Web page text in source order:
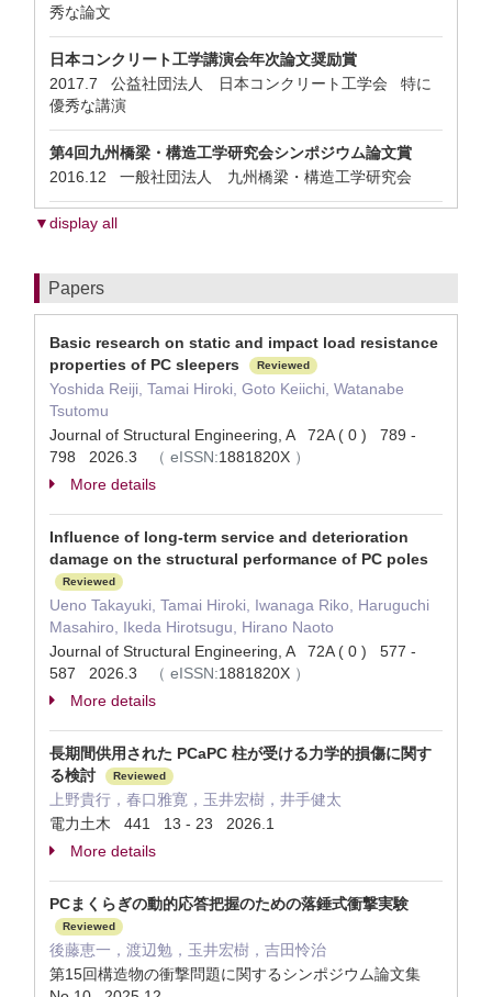
秀な論文
日本コンクリート工学講演会年次論文奨励賞
2017.7 公益社団法人 日本コンクリート工学会 特に
優秀な講演
第4回九州橋梁・構造工学研究会シンポジウム論文賞
2016.12 一般社団法人 九州橋梁・構造工学研究会
▼display all
Papers
Basic research on static and impact load resistance
properties of PC sleepers
Reviewed
Yoshida Reiji, Tamai Hiroki, Goto Keiichi, Watanabe
Tsutomu
Journal of Structural Engineering, A 72A ( 0 ) 789 -
798 2026.3
（ eISSN:1881820X ）
More details
Influence of long-term service and deterioration
damage on the structural performance of PC poles
Reviewed
Ueno Takayuki, Tamai Hiroki, Iwanaga Riko, Haruguchi
Masahiro, Ikeda Hirotsugu, Hirano Naoto
Journal of Structural Engineering, A 72A ( 0 ) 577 -
587 2026.3
（ eISSN:1881820X ）
More details
長期間供用された PCaPC 柱が受ける力学的損傷に関す
る検討
Reviewed
上野貴行，春口雅寛，玉井宏樹，井手健太
電力土木 441 13 - 23 2026.1
More details
PCまくらぎの動的応答把握のための落錘式衝撃実験
Reviewed
後藤恵一，渡辺勉，玉井宏樹，吉田怜治
第15回構造物の衝撃問題に関するシンポジウム論文集